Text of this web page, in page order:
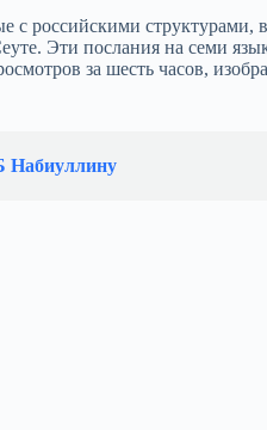
с российскими структурами,
Эти послания на семи
за шесть часов,
Набиуллину